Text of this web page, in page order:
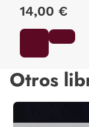
FRANCISCO
14,00 €
Otros